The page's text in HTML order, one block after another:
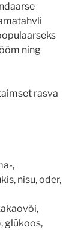
ning
rasva
,
nisu, oder,
glükoos,